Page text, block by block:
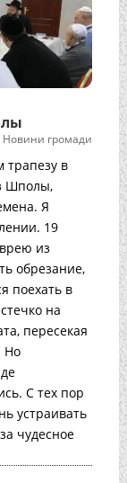
Новини громади
трапезу в
Шполы,
Я
19
из
обрезание,
поехать в
на
пересекая
Но
С тех пор
устраивать
чудесное